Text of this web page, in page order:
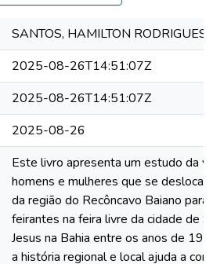
SANTOS, HAMILTON RODRIGUES
2025-08-26T14:51:07Z
2025-08-26T14:51:07Z
2025-08-26
Este livro apresenta um estudo da
homens e mulheres que se
da região do Recôncavo Baiano
feirantes na feira livre da cidade de
Jesus na Bahia entre os anos de
a história regional e local ajuda a